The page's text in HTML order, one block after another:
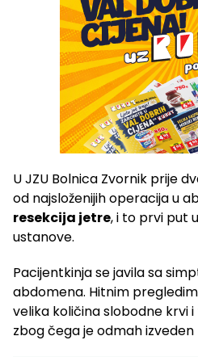
U JZU Bolnica Zvornik prije
od najsloženijih operacija u
resekcija jetre, i to prvi put
ustanove.
Pacijentkinja se javila sa
abdomena. Hitnim
velika količina slobodne krvi
zbog čega je odmah